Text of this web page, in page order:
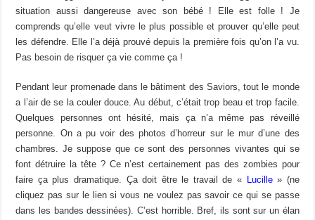
situation aussi dangereuse avec son bébé ! Elle est folle ! Je
comprends qu’elle veut vivre le plus possible et prouver qu’elle peut
les défendre. Elle l’a déjà prouvé depuis la première fois qu’on l’a vu.
Pas besoin de risquer ça vie comme ça !
Pendant leur promenade dans le bâtiment des Saviors, tout le monde
a l’air de se la couler douce. Au début, c’était trop beau et trop facile.
Quelques personnes ont hésité, mais ça n’a même pas réveillé
personne. On a pu voir des photos d’horreur sur le mur d’une des
chambres. Je suppose que ce sont des personnes vivantes qui se
font détruire la tête ? Ce n’est certainement pas des zombies pour
faire ça plus dramatique. Ça doit être le travail de « Lucille» (ne
cliquez pas sur le lien si vous ne voulez pas savoir ce qui se passe
dans les bandes dessinées). C’est horrible. Bref, ils sont sur un élan